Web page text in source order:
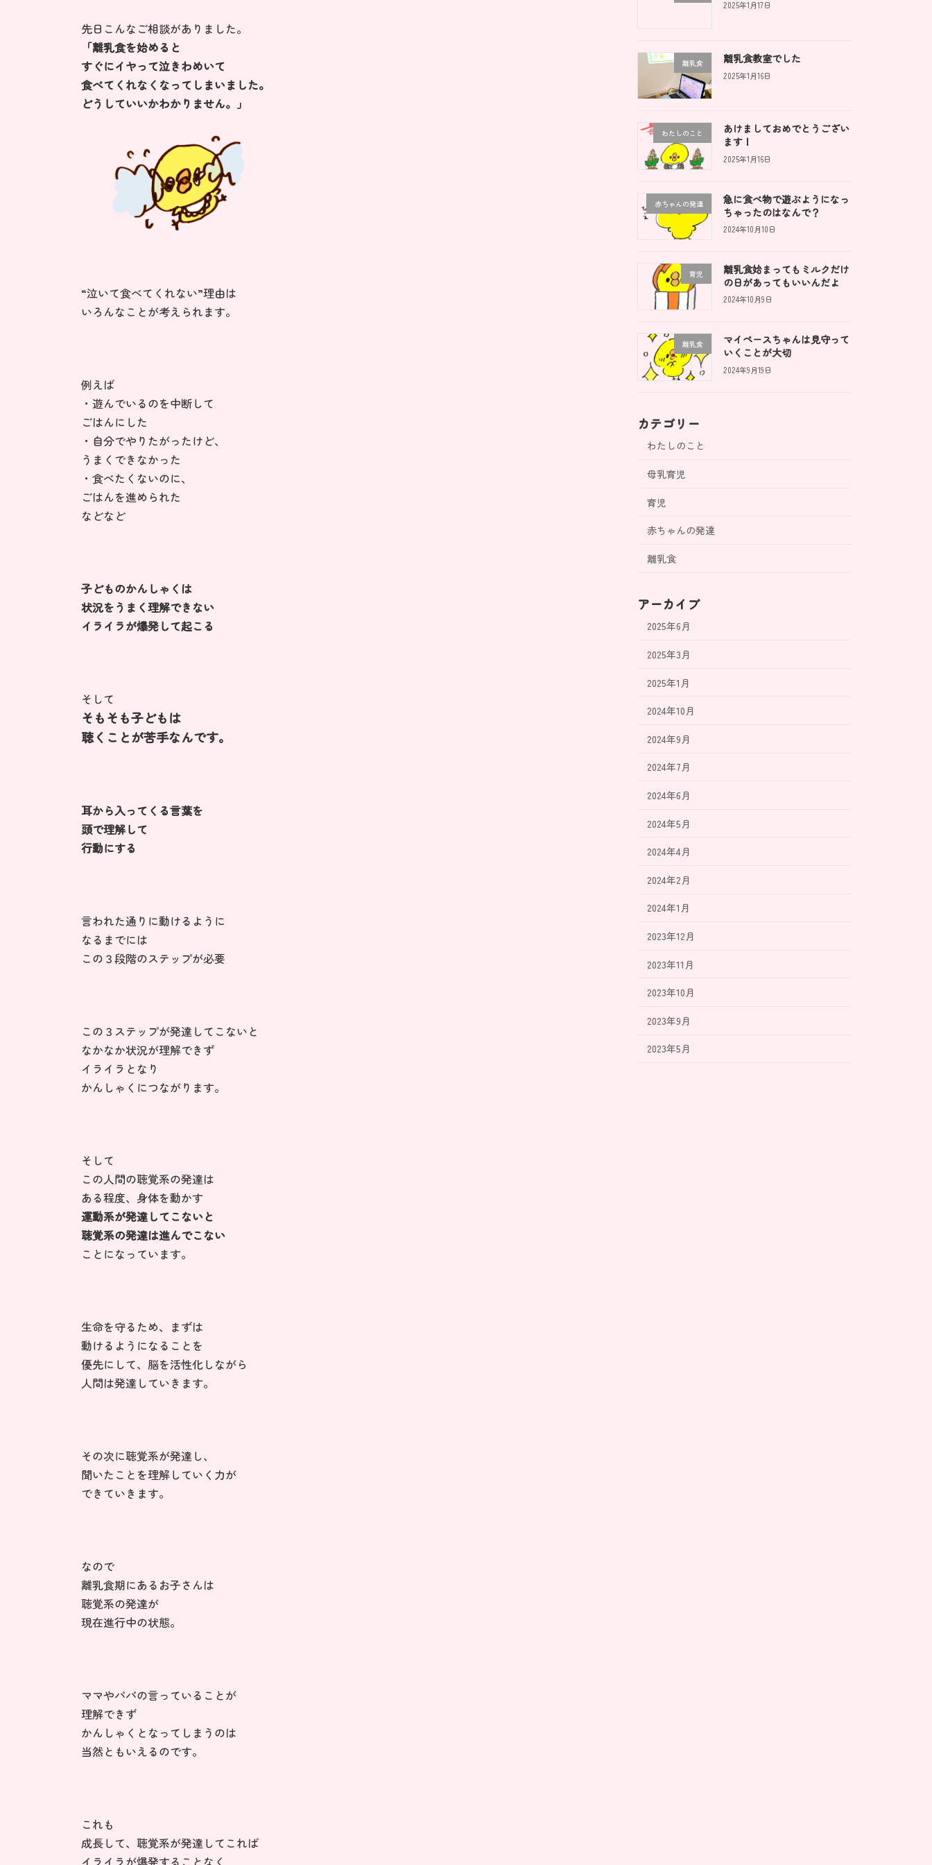
先日こんなご相談がありました。
「離乳食を始めると
すぐにイヤって泣きわめいて
食べてくれなくなってしまいました。
どうしていいかわかりません。」
“泣いて食べてくれない”理由は
いろんなことが考えられます。
例えば
・遊んでいるのを中断して
ごはんにした
・自分でやりたがったけど、
うまくできなかった
・食べたくないのに、
ごはんを進められた
などなど
子どものかんしゃくは
状況をうまく理解できない
イライラが爆発して起こる
そして
そもそも子どもは
聴くことが苦手なんです。
耳から入ってくる言葉を
頭で理解して
行動にする
言われた通りに動けるように
なるまでには
この３段階のステップが必要
この３ステップが発達してこないと
なかなか状況が理解できず
イライラとなり
かんしゃくにつながります。
そして
この人間の聴覚系の発達は
ある程度、身体を動かす
運動系が発達してこないと
聴覚系の発達は進んでこない
ことになっています。
生命を守るため、まずは
動けるようになることを
優先にして、脳を活性化しながら
人間は発達していきます。
その次に聴覚系が発達し、
聞いたことを理解していく力が
できていきます。
なので
離乳食期にあるお子さんは
聴覚系の発達が
現在進行中の状態。
ママやパパの言っていることが
理解できず
かんしゃくとなってしまうのは
当然ともいえるのです。
これも
成長して、聴覚系が発達してこれば
イライラが爆発することなく
2025年1月17日
離乳食 離乳食教室でした
2025年1月16日
わたしのこと
あけましておめでとうござい
ます！
2025年1月16日
赤ちゃんの発達
急に食べ物で遊ぶようになっ
ちゃったのはなんで？
2024年10月10日
育児
離乳食始まってもミルクだけ
の日があってもいいんだよ
2024年10月9日
離乳食
マイペースちゃんは見守って
いくことが大切
2024年9月19日
カテゴリー
わたしのこと
母乳育児
育児
赤ちゃんの発達
離乳食
アーカイブ
2025年6月
2025年3月
2025年1月
2024年10月
2024年9月
2024年7月
2024年6月
2024年5月
2024年4月
2024年2月
2024年1月
2023年12月
2023年11月
2023年10月
2023年9月
2023年5月